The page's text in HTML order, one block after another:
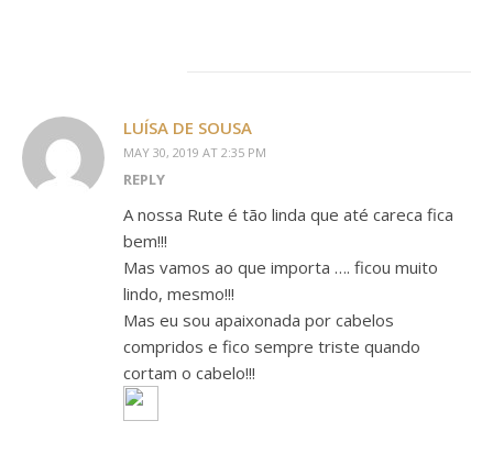
LUÍSA DE SOUSA
MAY 30, 2019 AT 2:35 PM
REPLY
A nossa Rute é tão linda que até careca fica
bem!!!
Mas vamos ao que importa …. ficou muito
lindo, mesmo!!!
Mas eu sou apaixonada por cabelos
compridos e fico sempre triste quando
cortam o cabelo!!!